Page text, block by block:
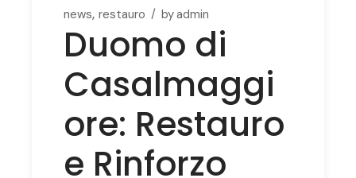
news restauro byadmin
Duomo di
Casalmaggi
ore: Restauro
e Rinforzo